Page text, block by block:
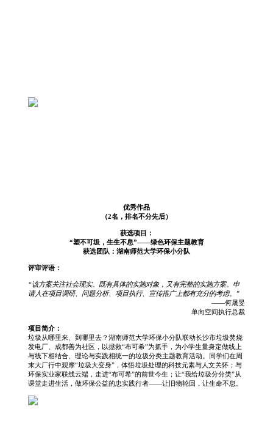
优秀作品
（2名，排名不分先后）
获选项目：
“塑不可圾，生生不息”——绿色环保主题教育
获选团队：湖南师范大学环保小分队
评审评语：
“该方案关注社会现实。既有具体的实施对象，又有完整的实施方案。申
请人在项目调研、问题分析、项目执行、宣传推广上都有充分的考虑。”
——何晟旻
单向空间执行总裁
项目简介：
垃圾从哪里来、到哪里去？湖南师范大学环保小分队联动长沙市垃圾焚烧
发电厂、成都善为社区，以拯救“布可希”为抓手，为小学生量身定做线上
与线下相结合、理论与实践相统一的垃圾分类主题教育活动。同学们在周
末大厂行中观摩“垃圾大变身”，体悟垃圾处理的科技元素与人文关怀；与
环保实业家联线云端，走进“布可希”的前世今生；让“我给垃圾分分类”从
课堂走进生活，做环保公益的忠实践行者——让旧物轮回，让生命不息。